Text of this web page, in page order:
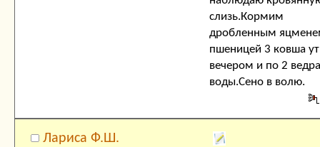
слизь.Кормим
дробленным
пшеницей 3 ковша
вечером и по 2 ведра
воды.Сено в волю.
Лариса Ф.Ш.